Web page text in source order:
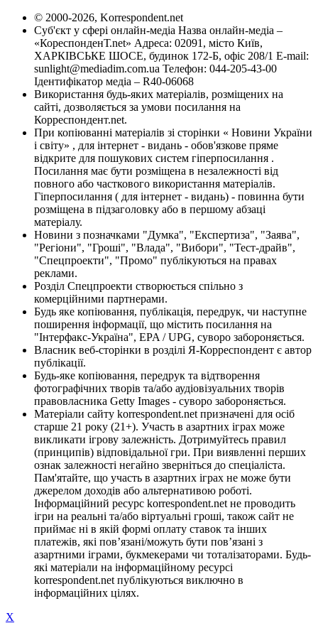
© 2000-2026, Korrespondent.net
Суб'єкт у сфері онлайн-медіа Назва онлайн-медіа –
«КореспонденТ.net» Адреса: 02091, місто Київ,
ХАРКІВСЬКЕ ШОСЕ, будинок 172-Б, офіс 208/1 E-mail:
sunlight@mediadim.com.ua Телефон: 044-205-43-00
Ідентифікатор медіа – R40-06068
Використання будь-яких матеріалів, розміщених на
сайті, дозволяється за умови посилання на
Корреспондент.net.
При копіюванні матеріалів зі сторінки « Новини України
і світу» , для інтернет - видань - обов'язкове пряме
відкрите для пошукових систем гіперпосилання .
Посилання має бути розміщена в незалежності від
повного або часткового використання матеріалів.
Гіперпосилання ( для інтернет - видань) - повинна бути
розміщена в підзаголовку або в першому абзаці
матеріалу.
Новини з позначками "Думка", "Експертиза", "Заява",
"Регіони", "Гроші", "Влада", "Вибори", "Тест-драйв",
"Спецпроекти", "Промо" публікуються на правах
реклами.
Розділ Спецпроекти створюється спільно з
комерційними партнерами.
Будь яке копіювання, публікація, передрук, чи наступне
поширення інформації, що містить посилання на
"Інтерфакс-Україна", EPA / UPG, суворо забороняється.
Власник веб-сторінки в розділі Я-Корреспондент є автор
публікації.
Будь-яке копіювання, передрук та відтворення
фотографічних творів та/або аудіовізуальних творів
правовласника Getty Images - суворо забороняється.
Матеріали сайту korrespondent.net призначені для осіб
старше 21 року (21+). Участь в азартних іграх може
викликати ігрову залежність. Дотримуйтесь правил
(принципів) відповідальної гри. При виявленні перших
ознак залежності негайно зверніться до спеціаліста.
Пам'ятайте, що участь в азартних іграх не може бути
джерелом доходів або альтернативою роботі.
Інформаційний ресурс korrespondent.net не проводить
ігри на реальні та/або віртуальні гроші, також сайт не
приймає ні в якій формі оплату ставок та інших
платежів, які пов’язані/можуть бути пов’язані з
азартними іграми, букмекерами чи тоталізаторами. Будь-
які матеріали на інформаційному ресурсі
korrespondent.net публікуються виключно в
інформаційних цілях.
X